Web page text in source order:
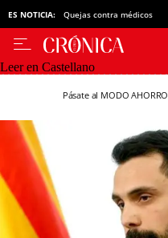
ES NOTICIA: Quejas contra médicos
Leer en Castellano
Pásate al MODO AHORRO